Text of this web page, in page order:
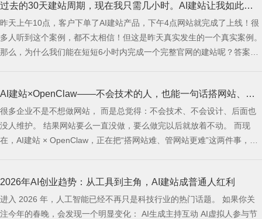
过去的30天建站周期，现在我只需几小时。AI建站让我如此高
效
昨天上午10点，客户下单了AI建站产品，下午4点网站就完成了上线！很
多人听到这个案例，都不太相信！但这是昨天真实发生的一个真实案例。
那么，为什么我们能在短短6小时内完成一个完整官网的建站呢？答案就
立云服务器
AI建站×OpenClaw——不会技术的人，也能一句话搭网站、管
网站
很多企业不是不想做网站， 而是总觉得：不会技术、不会设计、后面也
没人维护。 结果网站要么一直没做，要么做完以后就放着不动。 而现
在，AI建站 × OpenClaw，正在把“搭网站难、管网站更难”这两件事，慢
来越多人开始发现： 原来很多事情，不一定非要进后台慢慢
2026年AI创业趋势：从工具到主角，AI建站成普通人红利
进入 2026 年，人工智能已经不再只是科技行业的热门话题。 如果你关
注今年的春晚，会发现一个明显变化： AI生成主持互动 AI虚拟人参与节